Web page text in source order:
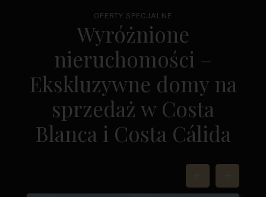
OFERTY SPECJALNE
Wyróżnione
nieruchomości –
Ekskluzywne domy na
sprzedaż w Costa
Blanca i Costa Cálida